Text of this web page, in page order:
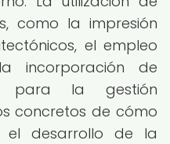
como la impresión
el empleo
incorporación de
para la gestión
concretos de cómo
el desarrollo de la